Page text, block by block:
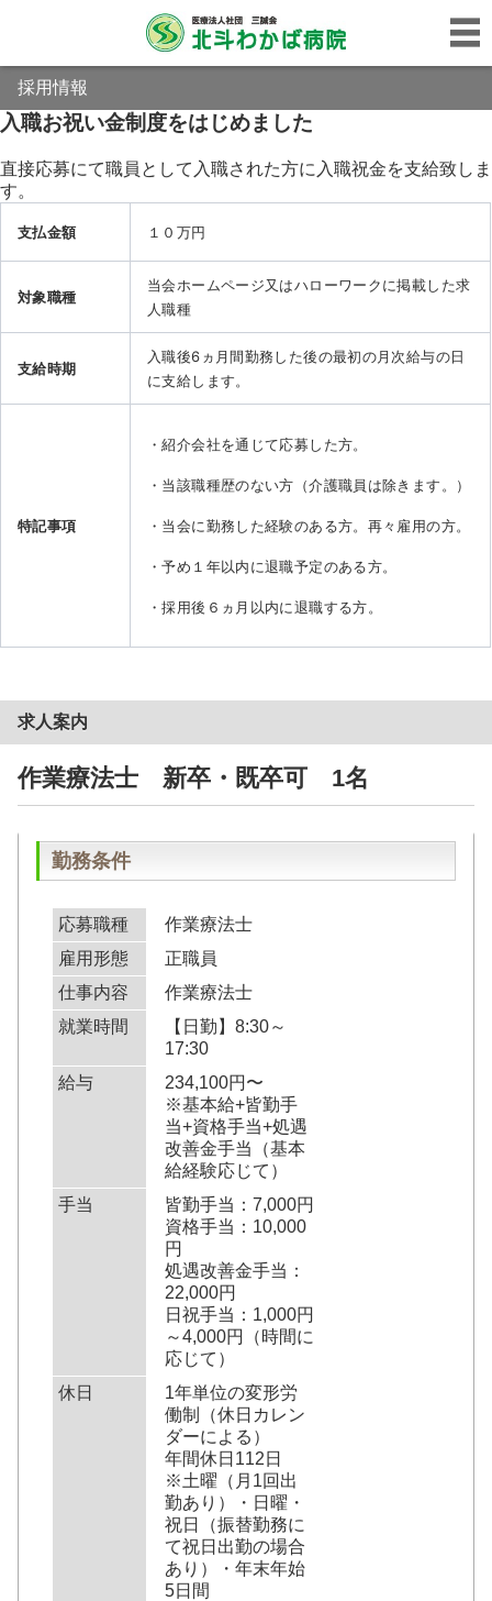
採用情報
入職お祝い金制度をはじめました
直接応募にて職員として入職された方に入職祝金を支給致しま
す。
支払金額 １０万円
対象職種
当会ホームページ又はハローワークに掲載した求
人職種
支給時期
入職後6 ヵ月間勤務した後の最初の月次給与の日
に支給します。
特記事項
・紹介会社を通じて応募した方。
・当該職種歴のない方（介護職員は除きます。）
・当会に勤務した経験のある方。再々雇用の方。
・予め１年以内に退職予定のある方。
・採用後６ヵ月以内に退職する方。
求人案内
作業療法士 新卒・既卒可 1名
勤務条件
応募職種
作業療法士
雇用形態
正職員
仕事内容
作業療法士
就業時間
【日勤】8:30～
17:30
給与
234,100円〜
※基本給+皆勤手
当+資格手当+処遇
改善金手当（基本
給経験応じて）
手当
皆勤手当：7,000円
資格手当：10,000
円
処遇改善金手当：
22,000円
日祝手当：1,000円
～4,000円（時間に
応じて）
休日
1年単位の変形労
働制（休日カレン
ダーによる）
年間休日112日
※土曜（月1回出
勤あり）・日曜・
祝日（振替勤務に
て祝日出勤の場合
あり）・年末年始
5日間